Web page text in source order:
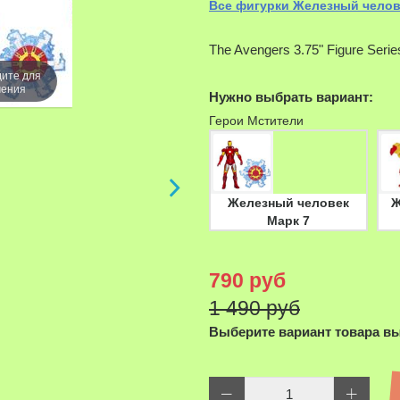
для
Все фигурки Железный
The Avengers 3.75" Figure
Нужно выбрать вариант:
Герои Мстители
Железный человек
Марк 7
790 руб
1 490 руб
Выберите вариант товара